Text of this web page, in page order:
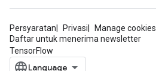
Persyaratan Privasi
Manage cookies
Daftar untuk menerima newsletter
TensorFlow